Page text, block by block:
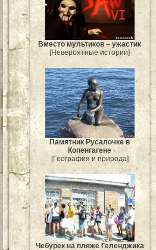
Вместо мультиков – ужастик
[Невероятные истории]
Памятник Русалочке в
Копенгагене
[География и природа]
Чебурек на пляже Геленджика